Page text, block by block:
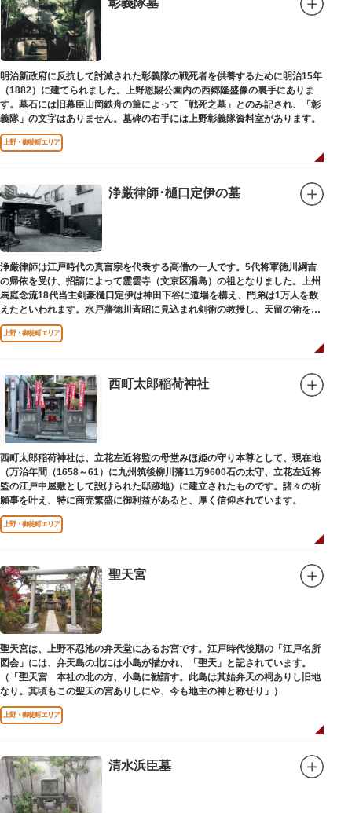
明治新政府に反抗して討滅された彰義隊の戦死者を供養するために明治15年
（1882）に建てられました。上野恩賜公園内の西郷隆盛像の裏手にありま
す。墓石には旧幕臣山岡鉄舟の筆によって「戦死之墓」とのみ記され、「彰
義隊」の文字はありません。墓碑の右手には上野彰義隊資料室があります。
上野・御徒町エリア
浄厳律師･樋口定伊の墓
浄厳律師は江戸時代の真言宗を代表する高僧の一人です。5代将軍徳川綱吉
の帰依を受け、招請によって霊雲寺（文京区湯島）の祖となりました。上州
馬庭念流18代当主剣豪樋口定伊は神田下谷に道場を構え、門弟は1万人を数
えたといわれます。水戸藩徳川斉昭に見込まれ剣術の教授し、天留の術を創
案しました。お墓は妙極院（みょうごくいん）にあります。
上野・御徒町エリア
西町太郎稲荷神社
西町太郎稲荷神社は、立花左近将監の母堂みほ姫の守り本尊として、現在地
（万治年間（1658～61）に九州筑後柳川藩11万9600石の太守、立花左近将
監の江戸中屋敷として設けられた邸跡地）に建立されたものです。諸々の祈
願事を叶え、特に商売繁盛に御利益があると、厚く信仰されています。
上野・御徒町エリア
聖天宮
聖天宮は、上野不忍池の弁天堂にあるお宮です。江戸時代後期の「江戸名所
図会」には、弁天島の北には小島が描かれ、「聖天」と記されています。
（「聖天宮 本社の北の方、小島に勧請す。此島は其始弁天の祠ありし旧地
なり。其頃もこの聖天の宮ありしにや、今も地主の神と称せり」）
上野・御徒町エリア
清水浜臣墓